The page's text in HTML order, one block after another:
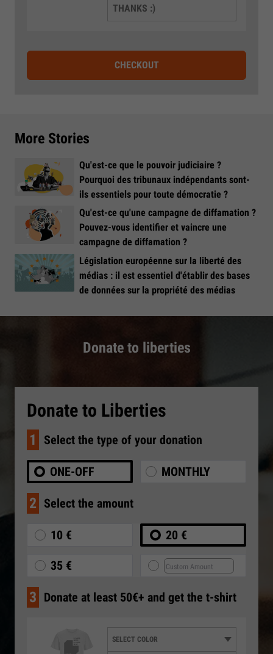
THANKS :)
CHECKOUT
More Stories
Qu'est-ce que le pouvoir judiciaire ?
Pourquoi des tribunaux indépendants sont-
ils essentiels pour toute démocratie ?
Qu'est-ce qu'une campagne de diffamation ?
Pouvez-vous identifier et vaincre une
campagne de diffamation ?
Législation européenne sur la liberté des
médias : il est essentiel d'établir des bases
de données sur la propriété des médias
Donate to liberties
Donate to Liberties
1 Select the type of your donation
ONE-OFF MONTHLY
2 Select the amount
10 € 20 €
35 €
3 Donate at least 50€+ and get the t-shirt